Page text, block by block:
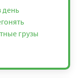
день
грузы